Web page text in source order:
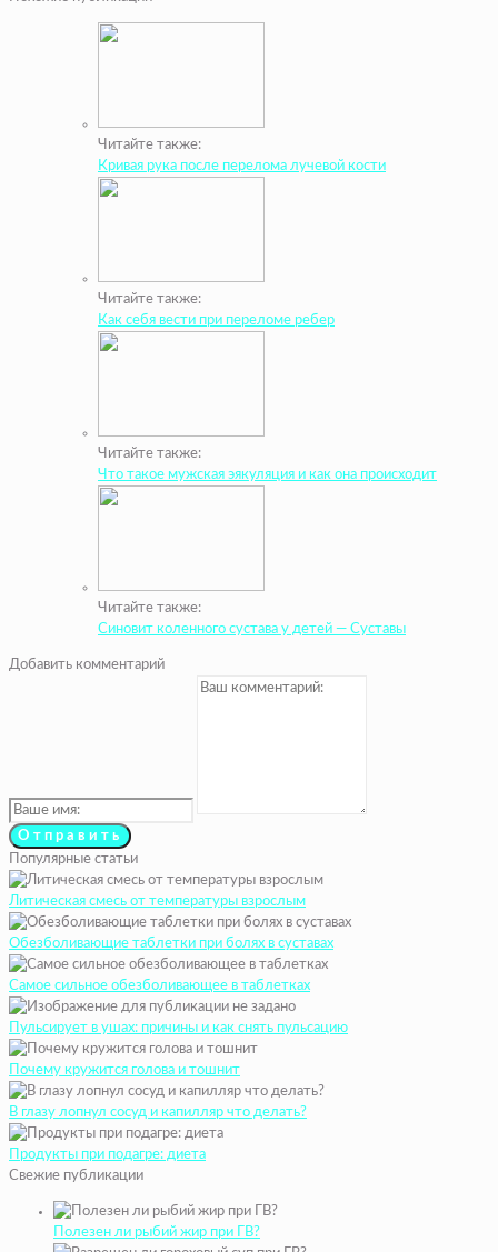
Читайте также:
Кривая рука после перелома лучевой кости
Читайте также:
Как себя вести при переломе ребер
Читайте также:
Что такое мужская эякуляция и как она происходит
Читайте также:
Синовит коленного сустава у детей — Суставы
Добавить комментарий
Популярные статьи
Литическая смесь от температуры взрослым
Обезболивающие таблетки при болях в суставах
Самое сильное обезболивающее в таблетках
Пульсирует в ушах: причины и как снять пульсацию
Почему кружится голова и тошнит
В глазу лопнул сосуд и капилляр что делать?
Продукты при подагре: диета
Свежие публикации
Полезен ли рыбий жир при ГВ?